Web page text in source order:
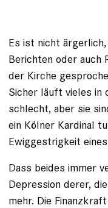
Es ist nicht
Berichten oder auch
der Kirche
Sicher läuft vieles in
schlecht, aber sie
ein Kölner Kardinal
Ewiggestrigkeit
Dass beides immer
Depression derer,
mehr. Die